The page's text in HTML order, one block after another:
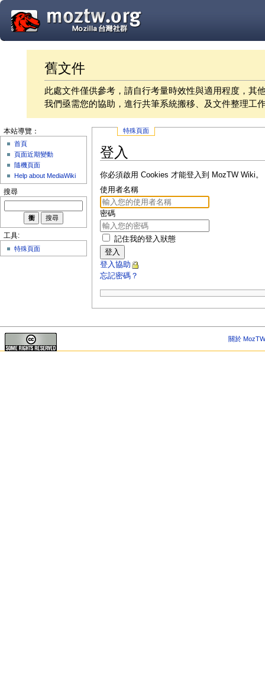
舊文件
此處文件僅供參考，請自行考量時效性與適用程度，其
我們亟需您的協助，進行共筆系統搬移、及文件整理工
特殊頁面
登入
你必須啟用 Cookies 才能登入到 MozTW Wiki。
使用者名稱
密碼
記住我的登入狀態
登入
登入協助
忘記密碼？
本站導覽：
首頁
頁面近期變動
隨機頁面
Help about MediaWiki
搜尋
工具:
特殊頁面
關於